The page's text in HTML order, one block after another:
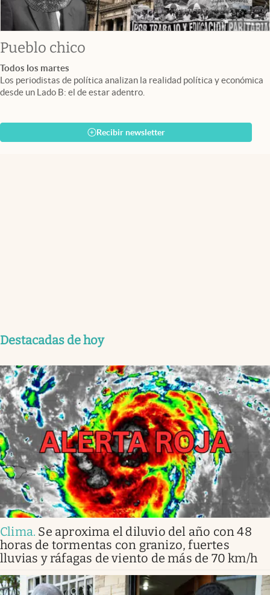
Pueblo chico
Todos los martes
Los periodistas de política analizan la realidad política y económica
desde un Lado B: el de estar adentro.
Recibir newsletter
Destacadas de hoy
Clima. Se aproxima el diluvio del año con 48
horas de tormentas con granizo, fuertes
lluvias y ráfagas de viento de más de 70 km/h